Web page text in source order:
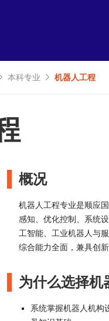
本科专业 机器人工程
概况
机器人工程专业是顺应
感知、优化控制、系统
工智能、工业机器人与
综合能力全面，兼具创
为什么选择机
系统掌握机器人机构